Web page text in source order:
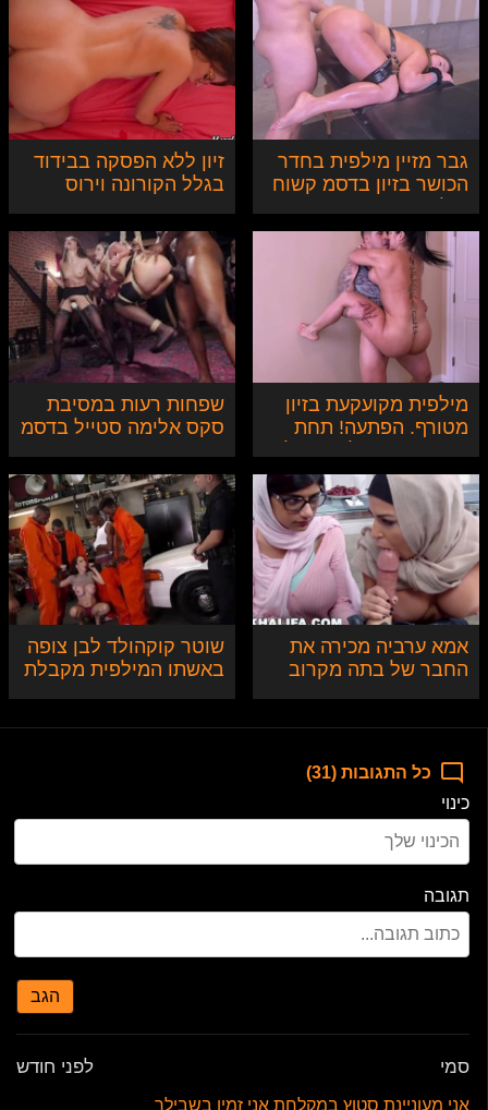
גבר מזיין מילפית בחדר
הכושר בזיון בדסמ קשוח
זיון ללא הפסקה בבידוד
בגלל הקורונה וירוס
מילפית מקועקעת בזיון
מטורף. הפתעה! תחת
איטי
שפחות רעות במסיבת
סקס אלימה סטייל בדסמ
אמא ערביה מכירה את
החבר של בתה מקרוב
שוטר קוקהולד לבן צופה
באשתו המילפית מקבלת
כל התגובות (31)
כינוי
תגובה
הגב
סמי לפני חודש
אני מעוניינת סטוץ במקלחת אני זמין בשבילך